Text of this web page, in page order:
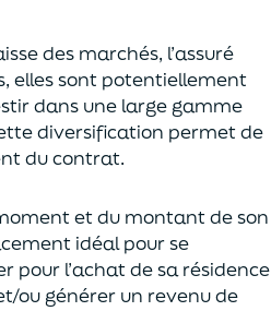
des marchés, l’assuré
elles sont potentiellement
dans une large gamme
diversification permet de
du contrat.
et du montant de son
idéal pour se
pour l’achat desa résidence
ou générer un revenu de